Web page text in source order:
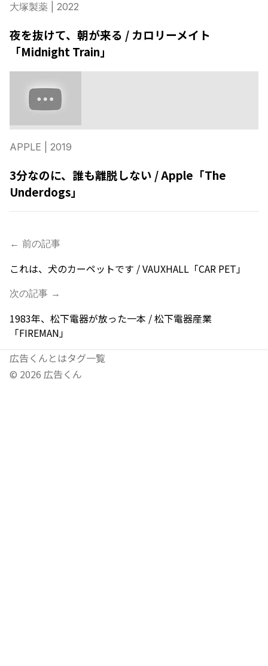
大塚製薬 | 2022
夜を抜けて、朝が来る / カロリーメイト
「Midnight Train」
APPLE | 2019
3分なのに、誰も離脱しない / Apple「The
Underdogs」
← 前の記事
これは、犬のカーペットです / VAUXHALL「CAR PET」
次の記事 →
1983年、松下電器が放った一本 / 松下電器産業
「FIREMAN」
広告くんとはタグ一覧
© 2026 広告くん